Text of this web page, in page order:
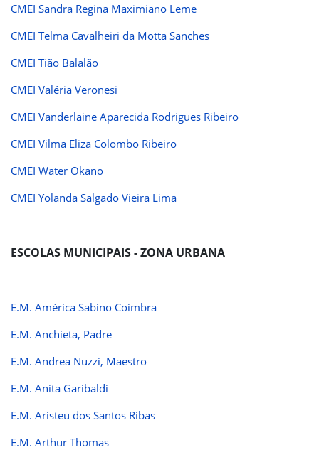
CMEI Sandra Regina Maximiano Leme
CMEI Telma Cavalheiri da Motta Sanches
CMEI Tião Balalão
CMEI Valéria Veronesi
CMEI Vanderlaine Aparecida Rodrigues Ribeiro
CMEI Vilma Eliza Colombo Ribeiro
CMEI Water Okano
CMEI Yolanda Salgado Vieira Lima
ESCOLAS MUNICIPAIS - ZONA URBANA
E.M. América Sabino Coimbra
E.M. Anchieta, Padre
E.M. Andrea Nuzzi, Maestro
E.M. Anita Garibaldi
E.M. Aristeu dos Santos Ribas
E.M. Arthur Thomas